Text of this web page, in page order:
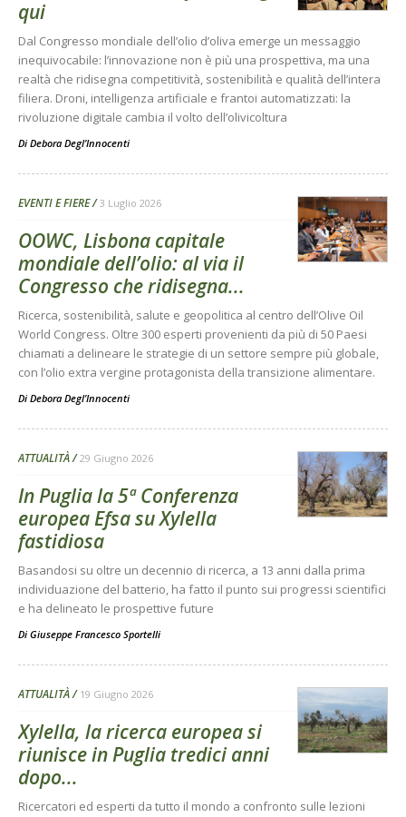
qui
Dal Congresso mondiale dell’olio d’oliva emerge un messaggio
inequivocabile: l’innovazione non è più una prospettiva, ma una
realtà che ridisegna competitività, sostenibilità e qualità dell’intera
filiera. Droni, intelligenza artificiale e frantoi automatizzati: la
rivoluzione digitale cambia il volto dell’olivicoltura
Di Debora Degl’Innocenti
EVENTI E FIERE 3 Luglio 2026
OOWC, Lisbona capitale
mondiale dell’olio: al via il
Congresso che ridisegna...
Ricerca, sostenibilità, salute e geopolitica al centro dell’Olive Oil
World Congress. Oltre 300 esperti provenienti da più di 50 Paesi
chiamati a delineare le strategie di un settore sempre più globale,
con l’olio extra vergine protagonista della transizione alimentare.
Di Debora Degl’Innocenti
ATTUALITÀ 29 Giugno 2026
In Puglia la 5ª Conferenza
europea Efsa su Xylella
fastidiosa
Basandosi su oltre un decennio di ricerca, a 13 anni dalla prima
individuazione del batterio, ha fatto il punto sui progressi scientifici
e ha delineato le prospettive future
Di Giuseppe Francesco Sportelli
ATTUALITÀ 19 Giugno 2026
Xylella, la ricerca europea si
riunisce in Puglia tredici anni
dopo...
Ricercatori ed esperti da tutto il mondo a confronto sulle lezioni